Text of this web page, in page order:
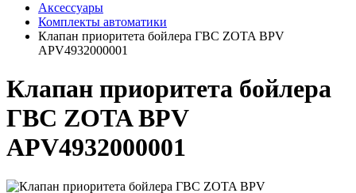
Аксессуары
Комплекты автоматики
Клапан приоритета бойлера ГВС ZOTA BPV
APV4932000001
Клапан приоритета бойлера
ГВС ZOTA BPV
APV4932000001